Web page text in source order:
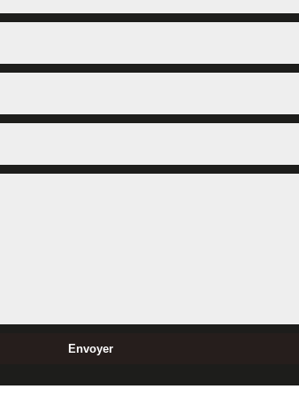
est valable pour les particuliers et les
vos travaux à l’entreprise MD
que vous pouvez profiter d’un service de
en accord avec vos exigences. Par ailleurs,
pour satisfaire vos besoins. Enfin, vos travaux
un rendez-vous.
terrasse : une intervention
une tâche qu’il faut impérativement remettre aux
c'est une entreprise de maçonnerie, spécialiste
le temps à économiser votre argent car Ils
le consulter ou le contacter directement !